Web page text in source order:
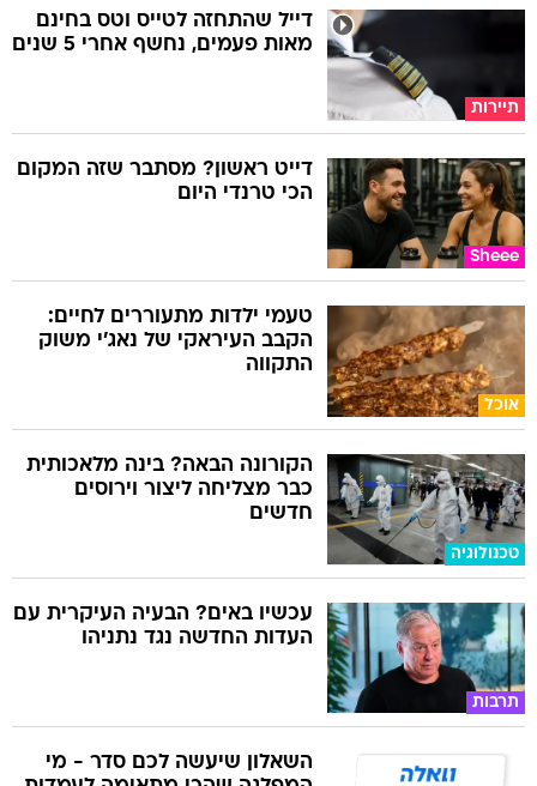
תיירות
דייל שהתחזה לטייס וטס בחינם
מאות פעמים, נחשף אחרי 5 שנים
Sheee
דייט ראשון? מסתבר שזה המקום
הכי טרנדי היום
אוכל
טעמי ילדות מתעוררים לחיים:
הקבב העיראקי של נאג׳י משוק
התקווה
טכנולוגיה
הקורונה הבאה? בינה מלאכותית
כבר מצליחה ליצור וירוסים
חדשים
תרבות
עכשיו באים? הבעיה העיקרית עם
העדות החדשה נגד נתניהו
השאלון שיעשה לכם סדר - מי